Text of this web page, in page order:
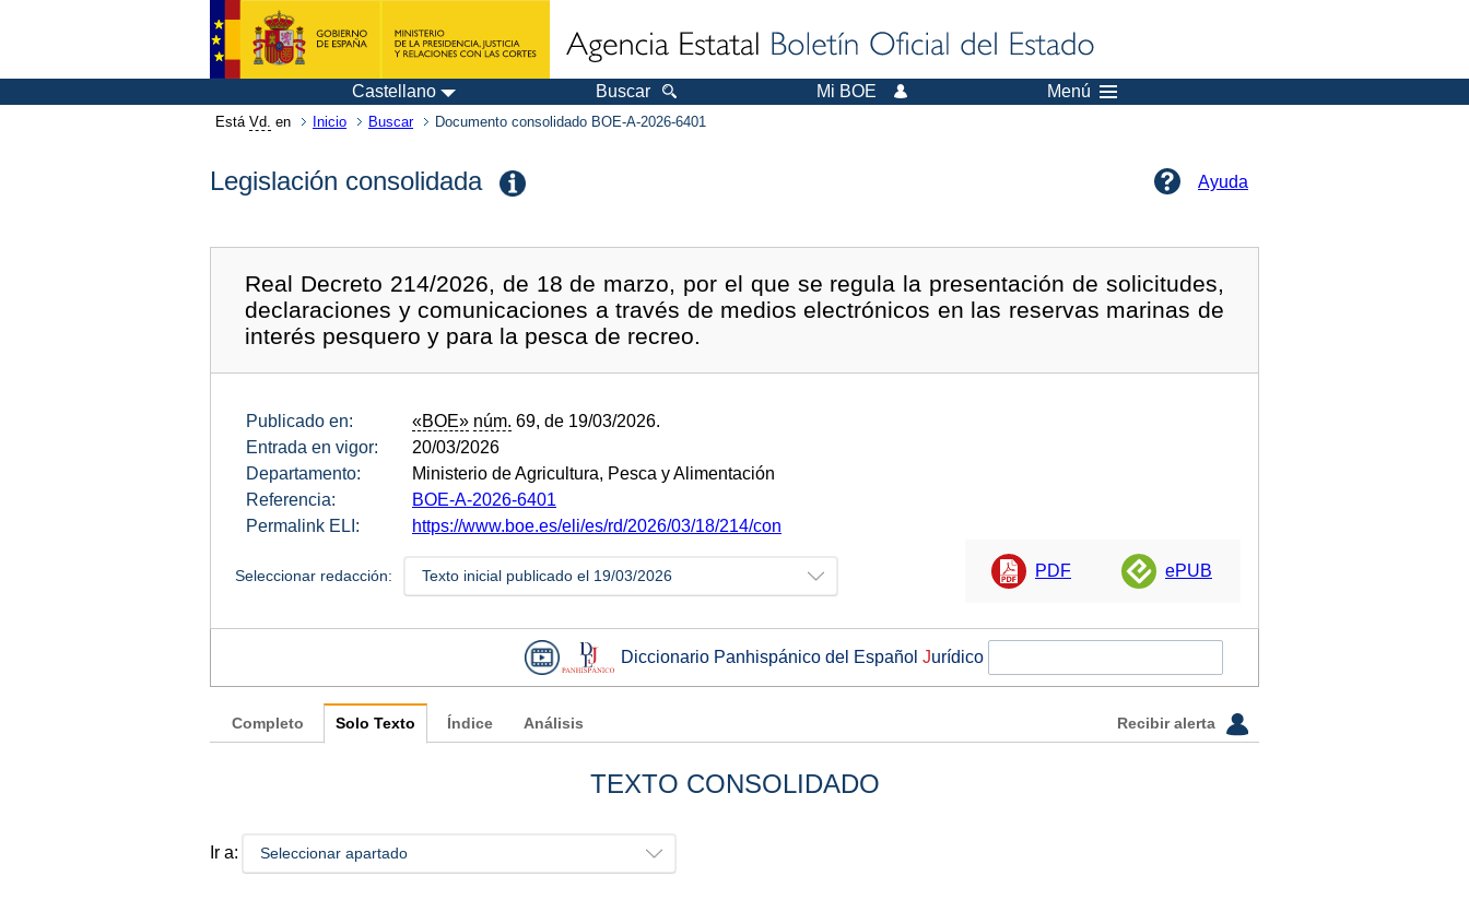
Castellano Buscar Mi BOE Menú
Está Vd. en Inicio Buscar Documento consolidado BOE-A-2026-6401
Legislación consolidada Ayuda
Real Decreto 214/2026, de 18 de marzo, por el que se regula la presentación de solicitudes,
declaraciones y comunicaciones a través de medios electrónicos en las reservas marinas de
interés pesquero y para la pesca de recreo.
Publicado en: «BOE» núm. 69, de 19/03/2026.
Entrada en vigor:
20/03/2026
Departamento:
Ministerio de Agricultura, Pesca y Alimentación
Referencia:
BOE-A-2026-6401
Permalink ELI:
https://www.boe.es/eli/es/rd/2026/03/18/214/con
Seleccionar redacción: Texto inicial publicado el 19/03/2026 PDF ePUB
Diccionario Panhispánico del Español Jurídico
Completo Solo Texto Índice Análisis Recibir alerta
TEXTO CONSOLIDADO
Ir a: Seleccionar apartado